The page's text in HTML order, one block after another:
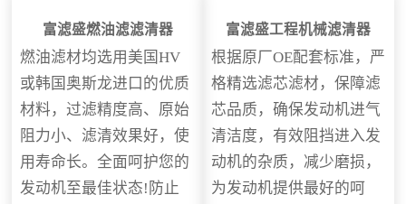
富滤盛燃油滤滤清器
燃油滤材均选用美国HV
或韩国奥斯龙进口的优质
材料，过滤精度高、原始
阻力小、滤清效果好，使
用寿命长。全面呵护您的
发动机至最佳状态!防止
富滤盛工程机械滤清器
根据原厂OE配套标准，严
格精选滤芯滤材，保障滤
芯品质，确保发动机进气
清洁度，有效阻挡进入发
动机的杂质，减少磨损，
为发动机提供最好的呵